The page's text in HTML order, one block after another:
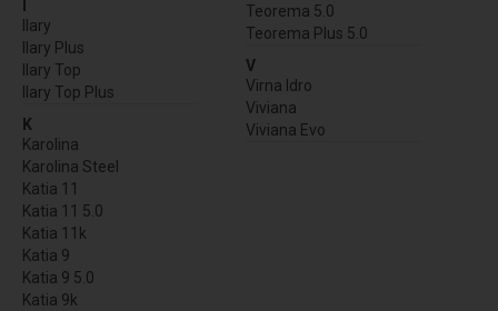
Ilary
Ilary Plus
Ilary Top
Ilary Top Plus
K
Karolina
Karolina Steel
Katia 11
Katia 11 5.0
Katia 11k
Katia 9
Katia 9 5.0
Katia 9k
Teorema 5.0
Teorema Plus 5.0
V
Virna Idro
Viviana
Viviana Evo